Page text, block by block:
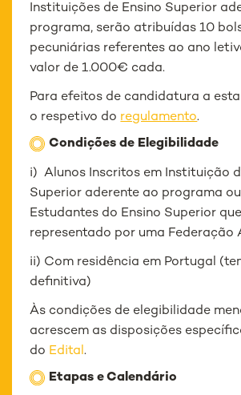
Instituições de Ensino Superior
programa, serão atribuídas 10
pecuniárias referentes ao ano
valor de 1.000€ cada.
Para efeitos de candidatura a
o respetivo do regulamento.
Condições de Elegibilidade
i) Alunos Inscritos em Instituição
Superior aderente ao programa
Estudantes do Ensino Superior
representado por uma Federação
ii) Com residência em Portugal
definitiva)
Às condições de elegibilidade
acrescem as disposições
do Edital.
Etapas e Calendário